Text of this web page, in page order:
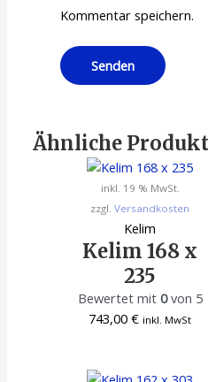
Kommentar speichern.
Ähnliche
inkl. 19 % MwSt.
zzgl.Versandkosten
Kelim
Kelim 168 x
235
Bewertet mit 0von 5
743,00€ inkl. MwSt